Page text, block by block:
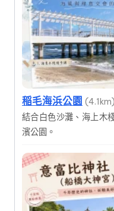
稲毛海浜公園 (4.1km)
結合白色沙灘、海上木
濱公園。